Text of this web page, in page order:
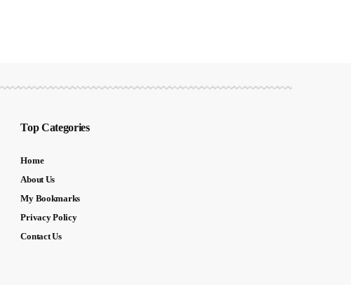
Top Categories
Home
About Us
My Bookmarks
Privacy Policy
Contact Us